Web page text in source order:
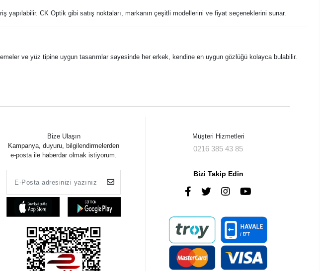
yapılabilir. CK Optik gibi satış noktaları, markanın çeşitli modellerini ve fiyat seçeneklerini sunar.
ve yüz tipine uygun tasarımlar sayesinde her erkek, kendine en uygun gözlüğü kolayca bulabilir.
Bize Ulaşın
Kampanya, duyuru, bilgilendirmelerden
e-posta ile haberdar olmak istiyorum.
Müşteri Hizmetleri
0216 385 43 85
Bizi Takip Edin